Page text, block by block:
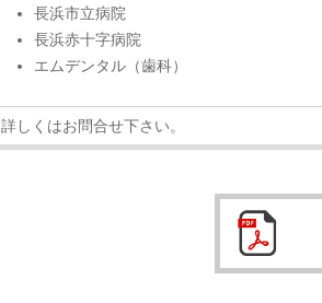
長浜市立病院
長浜赤十字病院
エムデンタル（歯科）
詳しくはお問合せ下さい。